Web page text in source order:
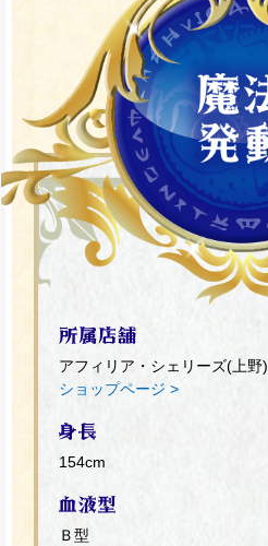
アフィリア・シェリーズ(上野)
ショップページ >
154cm
Ｂ型